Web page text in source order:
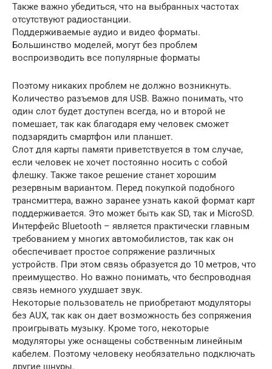
Также важно убедиться, что на выбранных частотах
отсутствуют радиостанции.
Поддерживаемые аудио и видео форматы.
Большинство моделей, могут без проблем
воспроизводить все популярные форматы
Поэтому никаких проблем не должно возникнуть.
Количество разъемов для USB. Важно понимать, что
один слот будет доступен всегда, но и второй не
помешает, так как благодаря ему человек сможет
подзарядить смартфон или планшет.
Слот для карты памяти приветствуется в том случае,
если человек не хочет постоянно носить с собой
флешку. Также такое решение станет хорошим
резервным вариантом. Перед покупкой подобного
трансмиттера, важно заранее узнать какой формат карт
поддерживается. Это может быть как SD, так и MicroSD.
Интерфейс Bluetooth – является практически главным
требованием у многих автомобилистов, так как он
обеспечивает простое сопряжение различных
устройств. При этом связь образуется до 10 метров, что
преимущество. Но важно понимать, что беспроводная
связь немного ухудшает звук.
Некоторые пользователь не приобретают модуляторы
без AUX, так как он дает возможность без сопряжения
проигрывать музыку. Кроме того, некоторые
модуляторы уже оснащены собственным линейным
кабелем. Поэтому человеку необязательно подключать
другие шнуры.